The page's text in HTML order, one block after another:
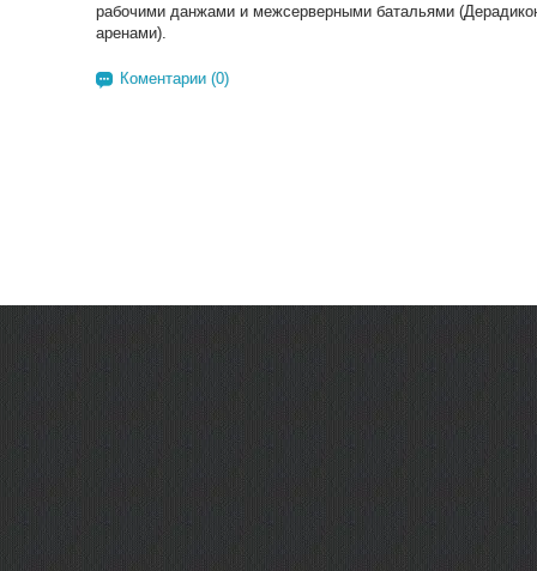
рабочими данжами и межсерверными батальями
аренами).
Коментарии (0)